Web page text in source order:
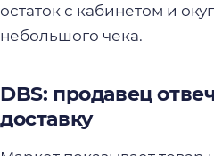
остаток с кабинетом и
небольшого чека.
DBS: продавец
доставку